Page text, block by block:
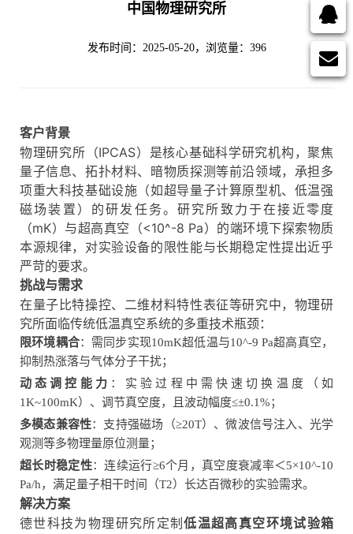
中国物理研究所
发布时间：2025-05-20，浏览量：396
客户背景
物理研究所（IPCAS）是核心基础科学研究机构，聚焦
量子信息、拓扑材料、暗物质探测等前沿领域，承担多
项重大科技基础设施（如超导量子计算原型机、低温强
磁场装置）的研发任务。研究所致力于在接近零度
（mK）与超高真空（<10^-8 Pa）的端环境下探索物质
本源规律，对实验设备的限性能与长期稳定性提出近乎
严苛的要求。
挑战与需求
在量子比特操控、二维材料特性表征等研究中，物理研
究所面临传统低温真空系统的多重技术瓶颈：
限环境耦合：需同步实现10mK超低温与10^-9 Pa超高真空，
抑制热涨落与气体分子干扰；
动态调控能力 ：实验过程中需快速切换温度（如
1K~100mK）、调节真空度，且波动幅度≤±0.1%；
多模态兼容性：支持强磁场（≥20T）、微波信号注入、光学
观测等多物理量原位测量；
超长时稳定性：连续运行≥6个月，真空度衰减率＜5×10^-10
Pa/h，满足量子相干时间（T2）长达百微秒的实验需求。
解决方案
德世科技为物理研究所定制低温超高真空环境试验箱